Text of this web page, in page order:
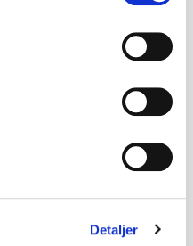
Detaljer
rundt objektivet.